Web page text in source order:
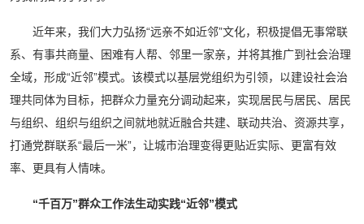
近年来，我们大力弘扬“远亲不如近邻”文化，积极提倡无事常联
系、有事共商量、困难有人帮、邻里一家亲，并将其推广到社会治理
全域，形成“近邻”模式。该模式以基层党组织为引领，以建设社会治
理共同体为目标，把群众力量充分调动起来，实现居民与居民、居民
与组织、组织与组织之间就地就近融合共建、联动共治、资源共享，
打通党群联系“最后一米”，让城市治理变得更贴近实际、更富有效
率、更具有人情味。
“千百万”群众工作法生动实践“近邻”模式